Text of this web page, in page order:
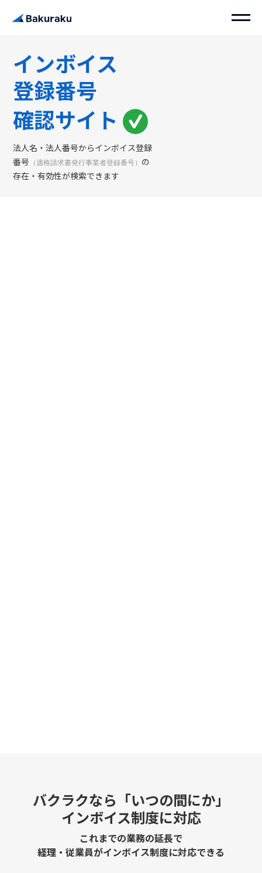
インボイス
登録番号
確認サイト
法人名・法人番号からインボイス登録
番号 （適格請求書発行事業者登録番号） の
存在・有効性が検索できます
バクラクなら「いつの間にか」
インボイス制度に対応
これまでの業務の延長で
経理・従業員がインボイス制度に対応できる